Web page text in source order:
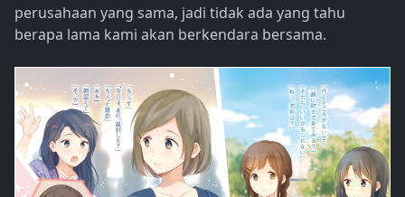
perusahaan yang sama, jadi tidak ada yang tahu
berapa lama kami akan berkendara bersama.